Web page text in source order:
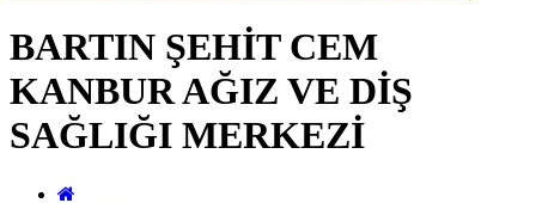
BARTIN ŞEHİT CEM
KANBUR AĞIZ VE DİŞ
SAĞLIĞI MERKEZİ